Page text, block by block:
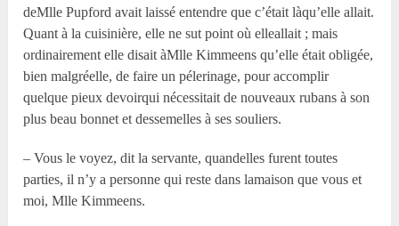
deMlle Pupford avait laissé entendre que c’était làqu’elle allait.
Quant à la cuisinière, elle ne sut point où elleallait ; mais
ordinairement elle disait àMlle Kimmeens qu’elle était obligée,
bien malgréelle, de faire un pélerinage, pour accomplir
quelque pieux devoirqui nécessitait de nouveaux rubans à son
plus beau bonnet et dessemelles à ses souliers.
– Vous le voyez, dit la servante, quandelles furent toutes
parties, il n’y a personne qui reste dans lamaison que vous et
moi, Mlle Kimmeens.